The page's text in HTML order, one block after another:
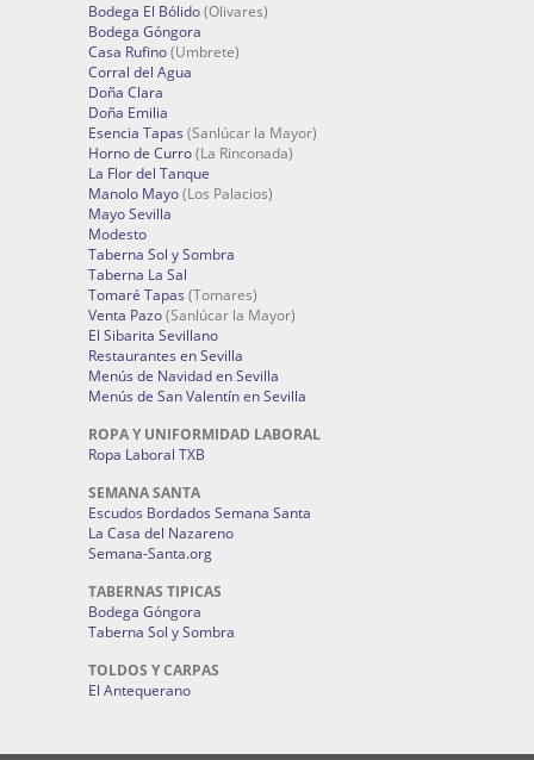
Bodega El Bólido(Olivares)
Bodega Góngora
Casa Rufino(Umbrete)
Corral del Agua
Doña Clara
Doña Emilia
Esencia Tapas (Sanlúcar la Mayor)
Horno de Curro(La Rinconada)
La Flor del Tanque
Manolo Mayo(Los Palacios)
Mayo Sevilla
Modesto
Taberna Sol y Sombra
Taberna La Sal
Tomaré Tapas (Tomares)
Venta Pazo(Sanlúcar la Mayor)
El Sibarita Sevillano
Restaurantes en Sevilla
Menús de Navidad en Sevilla
Menús de San Valentín en Sevilla
ROPA Y UNIFORMIDAD LABORAL
Ropa Laboral TXB
SEMANA SANTA
Escudos Bordados Semana Santa
La Casa del Nazareno
Semana-Santa.org
TABERNAS TIPICAS
Bodega Góngora
Taberna Sol y Sombra
TOLDOS Y CARPAS
El Antequerano